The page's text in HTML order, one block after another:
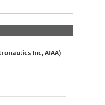
Inc, AIAA)